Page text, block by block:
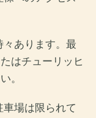
々あります。最
はチューリッヒ
。
車場は限られて